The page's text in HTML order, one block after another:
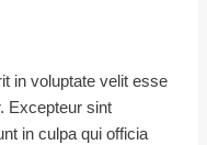
in voluptate velit esse
Excepteur sint
in culpa qui officia